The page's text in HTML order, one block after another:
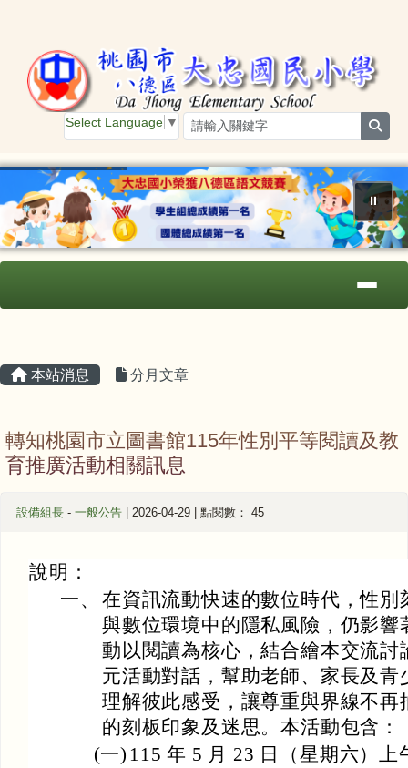
Select Language ▼
⏸
本站消息 分月文章
轉知桃園市立圖書館115年性別平等閱讀及教
育推廣活動相關訊息
設備組長 - 一般公告 | 2026-04-29 | 點閱數： 45
說明：
一、 在資訊流動快速的數位時代，性
與數位環境中的隱私風險，仍影
動以閱讀為核心，結合繪本交流
元活動對話，幫助老師、家長及
理解彼此感受，讓尊重與界線不
的刻板印象及迷思。本活動包含：
(一) 115 年 5 月 23 日（星期六）上